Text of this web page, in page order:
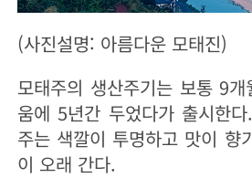
(사진설명: 아름다운 모태진)
모태주의 생산주기는 보통 9
움에 5년간 두었다가 출시한
주는 색깔이 투명하고 맛이 향
이 오래 간다.